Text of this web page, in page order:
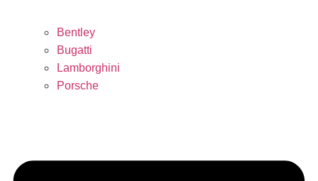
Bentley
Bugatti
Lamborghini
Porsche